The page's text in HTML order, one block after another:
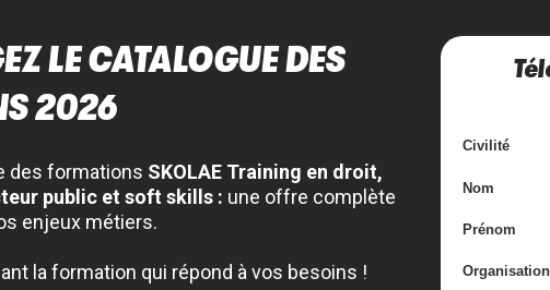
LE CATALOGUE DES
2026
des formations SKOLAE Training en droit,
public et soft skills : une offre complète
enjeux métiers.
la formation qui répond à vos besoins !
Civilité
Nom
Prénom
Organisation